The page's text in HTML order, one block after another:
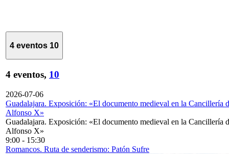
4 eventos 10
4 eventos, 10
2026-07-06
Guadalajara. Exposición: «El documento medieval en la Cancillería
Alfonso X»
Guadalajara. Exposición: «El documento medieval en la Cancillería
Alfonso X»
9:00 - 15:30
Romancos. Ruta de senderismo: Patón Sufre